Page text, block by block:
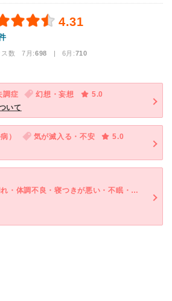
4.31
ス数 7月:698 | 6月:710
調症 幻想・妄想
5.0
いて
） 気が滅入る・不安
5.0
だるい・動悸・息切れ・体調不良・寝つきが悪い・不眠・便秘・気が滅入る・不安